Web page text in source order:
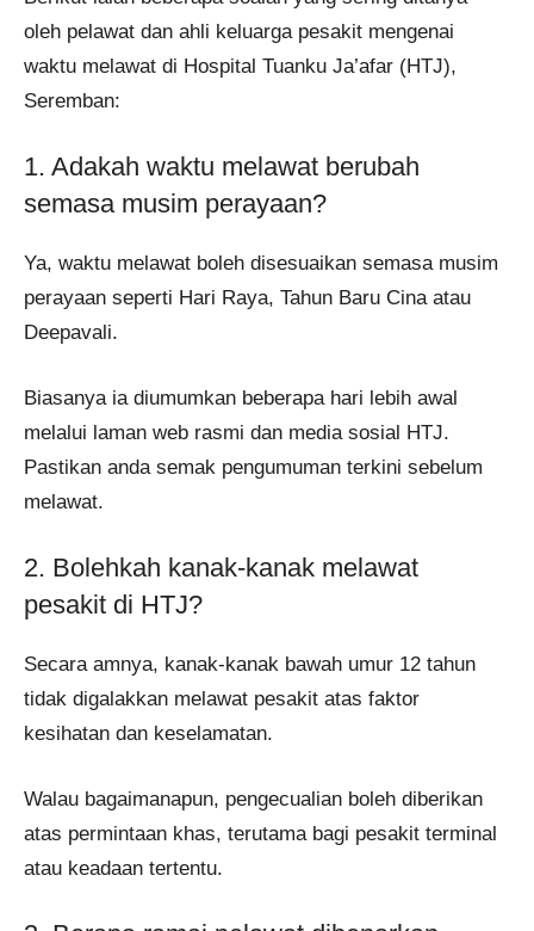
oleh pelawat dan ahli keluarga pesakit mengenai
waktu melawat di Hospital Tuanku Ja’afar (HTJ),
Seremban:
1. Adakah waktu melawat berubah
semasa musim perayaan?
Ya, waktu melawat boleh disesuaikan semasa musim
perayaan seperti Hari Raya, Tahun Baru Cina atau
Deepavali.
Biasanya ia diumumkan beberapa hari lebih awal
melalui laman web rasmi dan media sosial HTJ.
Pastikan anda semak pengumuman terkini sebelum
melawat.
2. Bolehkah kanak-kanak melawat
pesakit di HTJ?
Secara amnya, kanak-kanak bawah umur 12 tahun
tidak digalakkan melawat pesakit atas faktor
kesihatan dan keselamatan.
Walau bagaimanapun, pengecualian boleh diberikan
atas permintaan khas, terutama bagi pesakit terminal
atau keadaan tertentu.